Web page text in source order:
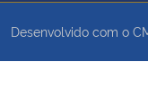
Desenvolvido com o